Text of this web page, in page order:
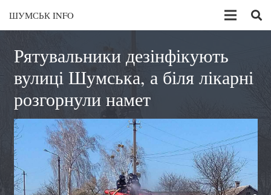
ШУМСЬК INFO
Рятувальники дезінфікують
вулиці Шумська, а біля лікарні
розгорнули намет